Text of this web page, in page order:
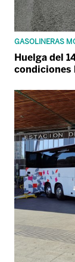
GASOLINERAS
Huelga del
condiciones